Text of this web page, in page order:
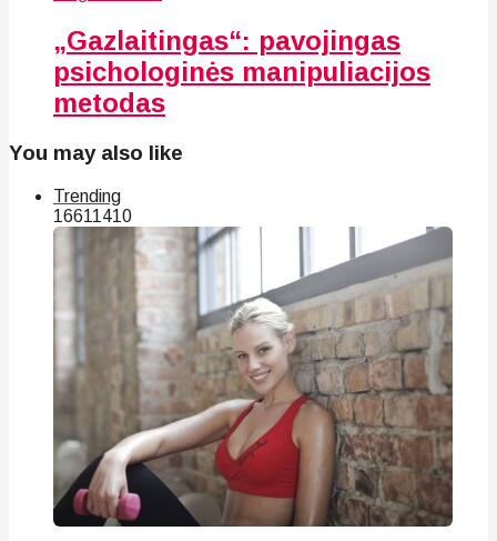
„Gazlaitingas“: pavojingas
psichologinės manipuliacijos
metodas
You may also like
Trending
16611410